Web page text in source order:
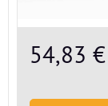
54,83 €